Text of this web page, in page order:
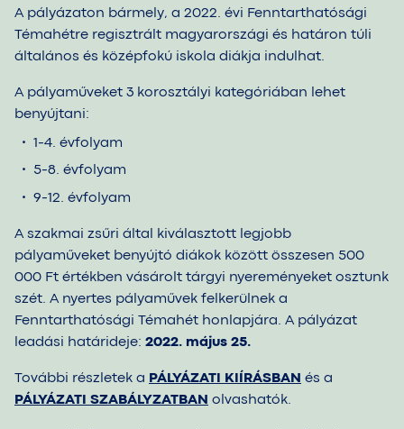
A pályázaton bármely, a 2022. évi Fenntarthatósági
Témahétre regisztrált magyarországi és határon túli
általános és középfokú iskola diákja indulhat.
A pályaműveket 3 korosztályi kategóriában lehet
benyújtani:
1-4. évfolyam
5-8. évfolyam
9-12. évfolyam
A szakmai zsűri által kiválasztott legjobb
pályaműveket benyújtó diákok között összesen 500
000 Ft értékben vásárolt tárgyi nyereményeket osztunk
szét. A nyertes pályaművek felkerülnek a
Fenntarthatósági Témahét honlapjára. A pályázat
leadási határideje: 2022. május 25.
További részletek a PÁLYÁZATI KIÍRÁSBAN és a
PÁLYÁZATI SZABÁLYZATBAN olvashatók.